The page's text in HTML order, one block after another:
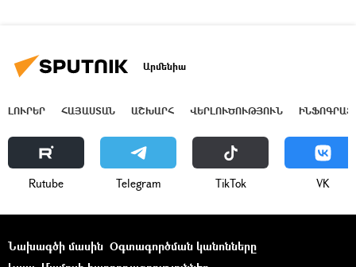
Արմենիա
ԼՈՒՐԵՐ ՀԱՅԱՍՏԱՆ ԱՇԽԱՐՀ ՎԵՐԼՈՒԾՈՒԹՅՈՒՆ
Rutube Telegram ТikТоk VK
Նախագծի մասին Օգտագործման կանոնները